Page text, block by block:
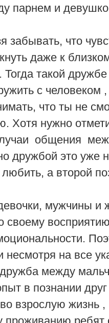
парнем и
забывать, что
даже к
Тогда такой
с человеком
что ты не
Хотя нужно
общения
дружбой это уже
любить, а второй
мужчины и
своему
несмотря на все
дружба между
в познании друг
взрослую жизнь